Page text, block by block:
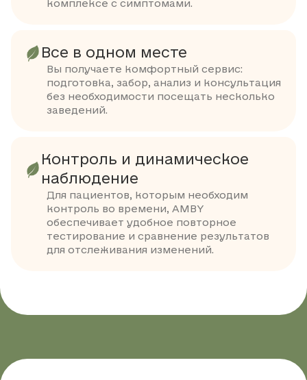
комплексе с симптомами.
Все в одном месте
Вы получаете комфортный сервис:
подготовка, забор, анализ и консультация
без необходимости посещать несколько
заведений.
Контроль и динамическое
наблюдение
Для пациентов, которым необходим
контроль во времени, AMBY
обеспечивает удобное повторное
тестирование и сравнение результатов
для отслеживания изменений.